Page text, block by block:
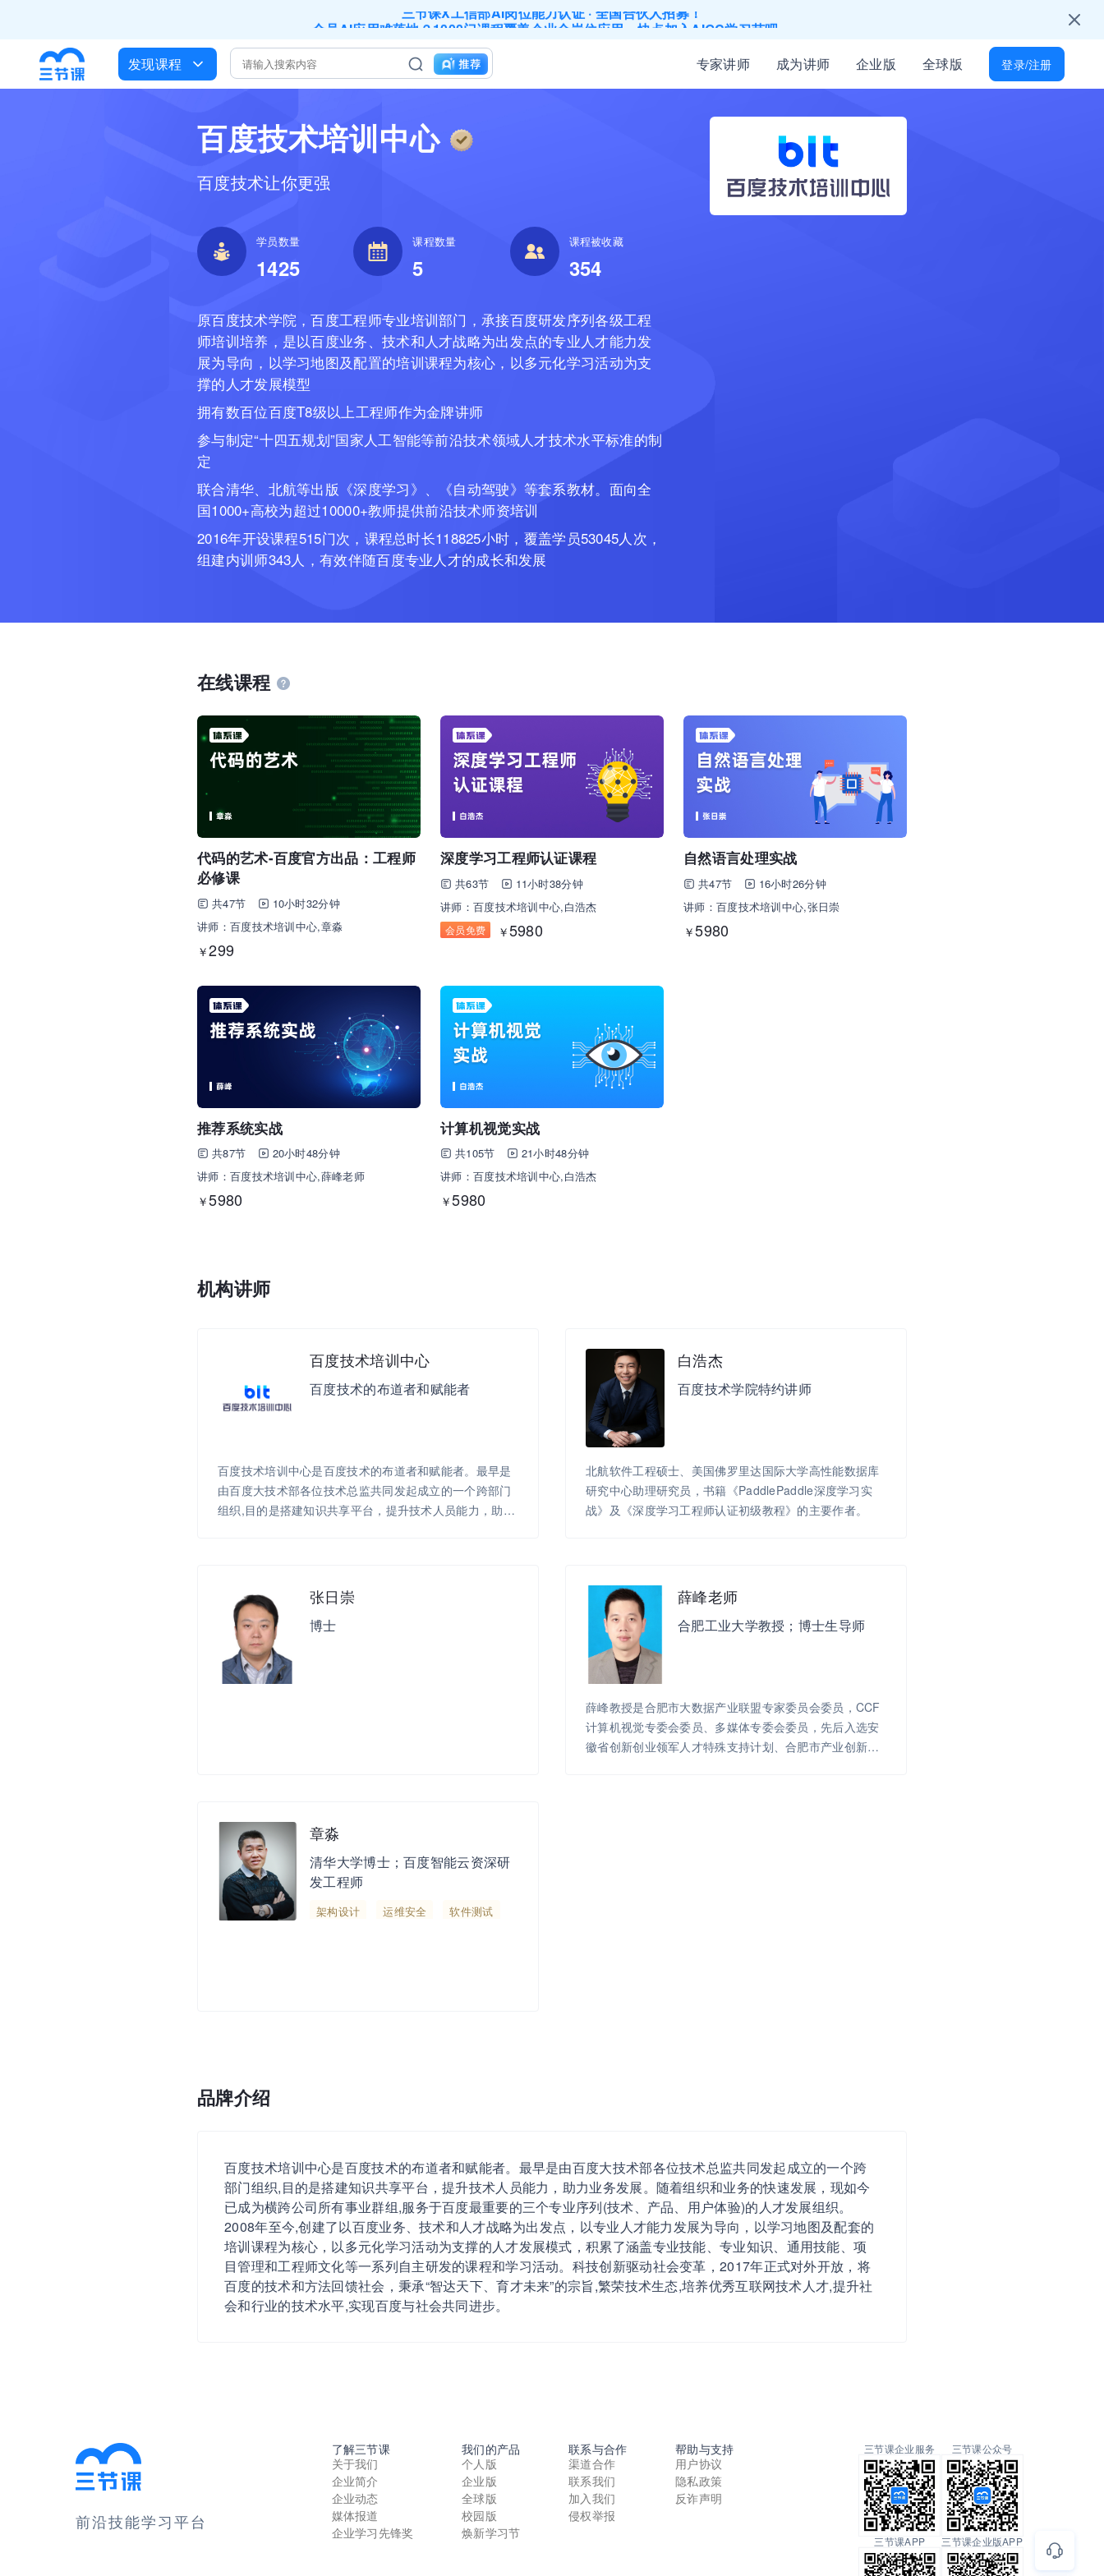
全员AI应用难落地？1000门课程覆盖企业全岗位应用，快点加入AIGC学习节吧～
培训人只给员工找学习资源，却忘记自己也要成长提升？90天免费学习期限只为培训人开放
出海业务到底要落地哪些国家才合适？国别文化与扶持政策均在这里能找到
企业正处于快速成长期，但员工能力跟不上发展？8000门课程解决成长型企业所有岗位技能差距
AI职场发展实战课：深度解读AI在不同职业场景下的业务赋能
🔥精选10门AI王牌课：助你成功入行AI岗位，🚀成为行业AI人才！
三节课X工信部AI岗位能力认证 · 全国合伙人招募！
发现课程 专家讲师 成为讲师 企业版 全球版 登录/注册
百度技术培训中心
百度技术让你更强
1425 5 354
原百度技术学院，百度工程师专业培训部门，承接百度研发序列各级工程
师培训培养，是以百度业务、技术和人才战略为出发点的专业人才能力发
展为导向，以学习地图及配置的培训课程为核心，以多元化学习活动为支
撑的人才发展模型
拥有数百位百度T8级以上工程师作为金牌讲师
参与制定“十四五规划”国家人工智能等前沿技术领域人才技术水平标准的制
定
联合清华、北航等出版《深度学习》、《自动驾驶》等套系教材。面向全
国1000+高校为超过10000+教师提供前沿技术师资培训
2016年开设课程515门次，课程总时长118825小时，覆盖学员53045人次，
组建内训师343人，有效伴随百度专业人才的成长和发展
在线课程
代码的艺术-百度官方出品：工程师
必修课
共47节
10小时32分钟
讲师：百度技术培训中心,章淼
￥299
深度学习工程师认证课程
共63节
11小时38分钟
讲师：百度技术培训中心,白浩杰
会员免费 ￥5980
自然语言处理实战
共47节
16小时26分钟
讲师：百度技术培训中心,张日崇
￥5980
推荐系统实战
共87节
20小时48分钟
讲师：百度技术培训中心,薛峰老师
￥5980
计算机视觉实战
共105节
21小时48分钟
讲师：百度技术培训中心,白浩杰
￥5980
机构讲师
百度技术培训中心
百度技术的布道者和赋能者
百度技术培训中心是百度技术的布道者和赋能者。最早是
由百度大技术部各位技术总监共同发起成立的一个跨部门
组织,目的是搭建知识共享平台，提升技术人员能力，助力
创建了以百度业务、技术和人才战略为出发点，以专业人
才能力发展为导向，以学习地图及配套的培训课程为核
心，以多元化学习活动为支撑的人才发展模式，积累了涵
盖专业技能、专业知识、通用技能、项目管理和工程师文
化等一系列自主研发的课程和学习活动。科技创新驱动社
会变革，2017年正式对外开放，将百度的技术和方法回馈
白浩杰
百度技术学院特约讲师
北航软件工程硕士、美国佛罗里达国际大学高性能数据库
研究中心助理研究员，书籍《PaddlePaddle深度学习实
战》及《深度学习工程师认证初级教程》的主要作者。
张日崇
博士
薛峰老师
合肥工业大学教授；博士生导师
薛峰教授是合肥市大数据产业联盟专家委员会委员，CCF
计算机视觉专委会委员、多媒体专委会委员，先后入选安
徽省创新创业领军人才特殊支持计划、合肥市产业创新团
章淼
清华大学博士；百度智能云资深研
发工程师
架构设计 运维安全 软件测试
品牌介绍
百度技术培训中心是百度技术的布道者和赋能者。最早是由百度大技术部各位技术总监共同发起成立的一个跨
部门组织,目的是搭建知识共享平台，提升技术人员能力，助力业务发展。随着组织和业务的快速发展，现如今
已成为横跨公司所有事业群组,服务于百度最重要的三个专业序列(技术、产品、用户体验)的人才发展组织。
2008年至今,创建了以百度业务、技术和人才战略为出发点，以专业人才能力发展为导向，以学习地图及配套的
培训课程为核心，以多元化学习活动为支撑的人才发展模式，积累了涵盖专业技能、专业知识、通用技能、项
目管理和工程师文化等一系列自主研发的课程和学习活动。科技创新驱动社会变革，2017年正式对外开放，将
百度的技术和方法回馈社会，秉承“智达天下、育才未来”的宗旨,繁荣技术生态,培养优秀互联网技术人才,提升社
会和行业的技术水平,实现百度与社会共同进步。
前沿技能学习平台
了解三节课
关于我们
企业简介
企业动态
媒体报道
企业学习先锋奖
我们的产品
个人版
企业版
全球版
校园版
焕新学习节
联系与合作
渠道合作
联系我们
加入我们
侵权举报
帮助与支持
用户协议
隐私政策
反诈声明
三节课企业服务 三节课公众号
三节课APP 三节课企业版APP